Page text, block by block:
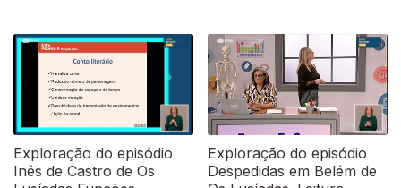
Exploração do episódio
Inês de Castro de Os
Exploração do episódio
Despedidas em Belém de